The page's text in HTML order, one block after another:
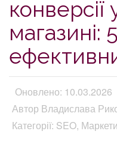
магазині: 5
Оновлено: 10.03.2026
Автор Владислава
Категорії: SEO,